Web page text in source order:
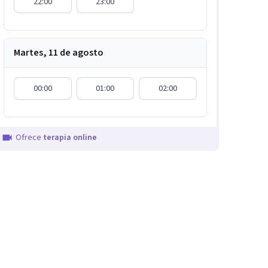
Martes, 11 de agosto
00:00 01:00 02:00
Ofrece terapia online